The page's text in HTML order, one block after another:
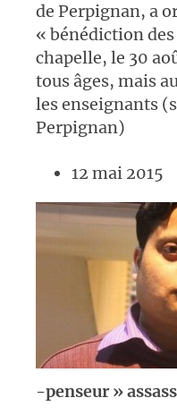
de Perpignan, a
« bénédiction
chapelle, le 30
tous âges, mais
les enseignants
Perpignan)
12 mai 2015
-penseur »